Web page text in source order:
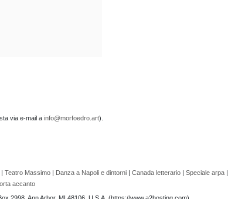
via e-mail a info@morfoedro.art).
Teatro Massimo| Danza a Napoli e dintorni| Canada letterario| Speciale arpa|
accanto